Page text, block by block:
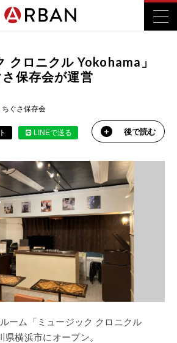
クロニクル Yokohama」
保存会が運営
ちぐさ保存会
LINEで送る 後で読む
ーム「ミュージック クロニクル
横浜市にオープン。